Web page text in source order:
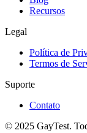
Recursos
Legal
Política de
Termos de
Suporte
Contato
© 2025 GayTest.